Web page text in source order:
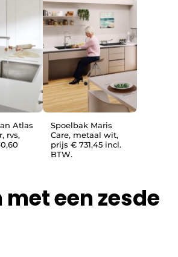
Atlas
rvs,
Spoelbak Maris
Care, metaal wit,
prijs € 731,45 incl.
BTW.
een zesde